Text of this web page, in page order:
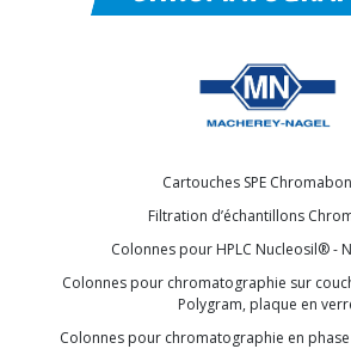
Cartouches SPE
Filtration d’échantillons
Colonnes pour HPLC Nucleosil® -
Colonnes pour chromatographie sur
Polygram, plaque en
Colonnes pour chromatographie en